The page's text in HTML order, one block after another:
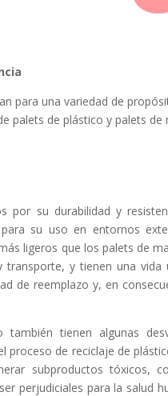
para una variedad de
palets de plástico y palets
por su durabilidad y
su uso en entornos
ligeros que los palets de
transporte, y tienen una vida
de reemplazo y, en
tienen algunas
proceso de reciclaje de
subproductos tóxicos,
perjudiciales para la salud